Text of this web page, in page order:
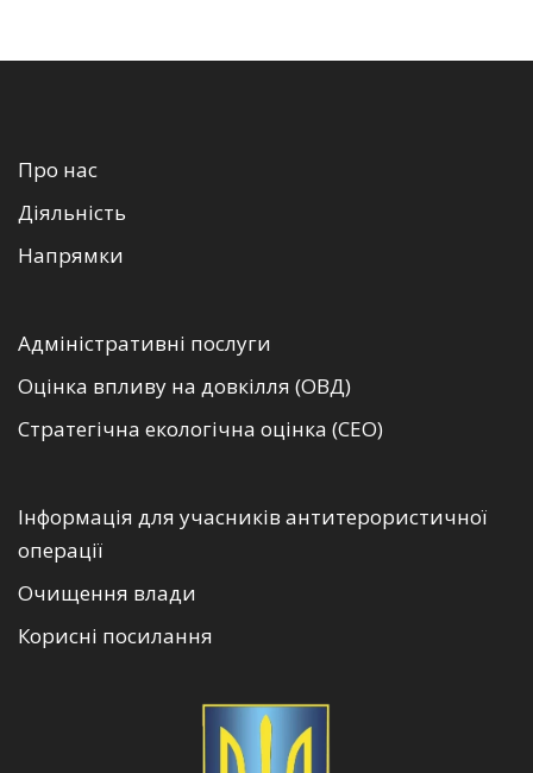
Про нас
Діяльність
Напрямки
Адміністративні послуги
Оцінка впливу на довкілля (ОВД)
Стратегічна екологічна оцінка (СЕО)
Інформація для учасників антитерористичної
операції
Очищення влади
Корисні посилання